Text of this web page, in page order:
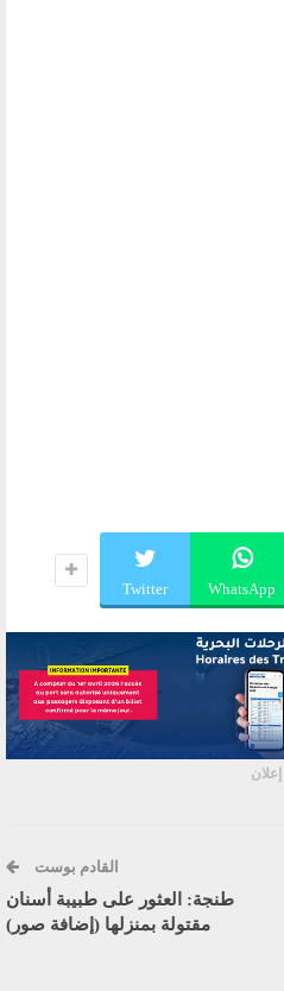
WhatsApp
Twitter
إعلان
القادم بوست
طنجة: العثور على طبيبة أسنان
مقتولة بمنزلها (إضافة صور)